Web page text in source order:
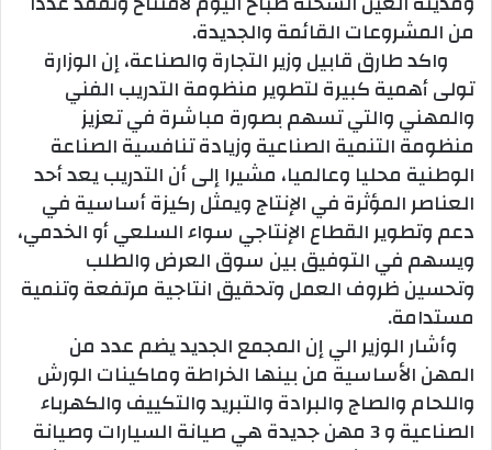
من المشروعات القائمة والجديدة.
واكد طارق قابيل وزير التجارة والصناعة، إن الوزارة
تولى أهمية كبيرة لتطوير منظومة التدريب الفني
والمهني والتي تسهم بصورة مباشرة في تعزيز
منظومة التنمية الصناعية وزيادة تنافسية الصناعة
الوطنية محليا وعالميا، مشيرا إلى أن التدريب يعد أحد
العناصر المؤثرة في الإنتاج ويمثل ركيزة أساسية في
دعم وتطوير القطاع الإنتاجي سواء السلعي أو الخدمي،
ويسهم في التوفيق بين سوق العرض والطلب
وتحسين ظروف العمل وتحقيق انتاجية مرتفعة وتنمية
مستدامة.
وأشار الوزير الي إن المجمع الجديد يضم عدد من
المهن الأساسية من بينها الخراطة وماكينات الورش
واللحام والصاج والبرادة والتبريد والتكييف والكهرباء
الصناعية و 3 مهن جديدة هي صيانة السيارات وصيانة